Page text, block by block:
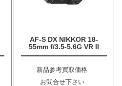
AF-S DX NIKKOR 18-
55mm f/3.5-5.6G VR II
新品参考買取価格
お問合せ下さい